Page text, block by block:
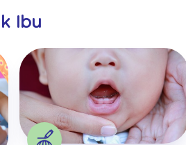
Ibu